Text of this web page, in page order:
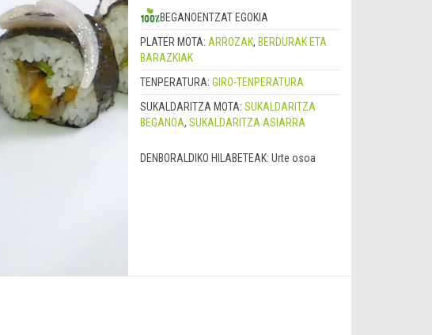
BEGANOENTZAT EGOKIA
PLATER MOTA: ARROZAK, BERDURAK ETA
BARAZKIAK
TENPERATURA: GIRO-TENPERATURA
SUKALDARITZA MOTA: SUKALDARITZA
BEGANOA, SUKALDARITZA ASIARRA
DENBORALDIKO HILABETEAK: Urte osoa